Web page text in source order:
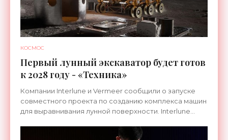
КОСМОС
Первый лунный экскаватор будет готов
к 2028 году - «Техника»
Компании Interlune и Vermeer сообщили о запуске
совместного проекта по созданию комплекса машин
для выравнивания лунной поверхности. Interlune